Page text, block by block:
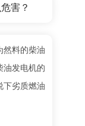
害？
然料的柴油
油发电机的
下劣质燃油